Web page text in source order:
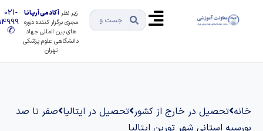
زیر نظرآکادمی آریـانـا
مجری برگزار کننده دوره
های بین المللی جهاد
دانشگاهی علوم پزشکی
021-
91494999
✆
تحصیل در خارج از کشور تحصیل در ایتالیا صفر تا صد
استانی شهر تورین ایتالیا